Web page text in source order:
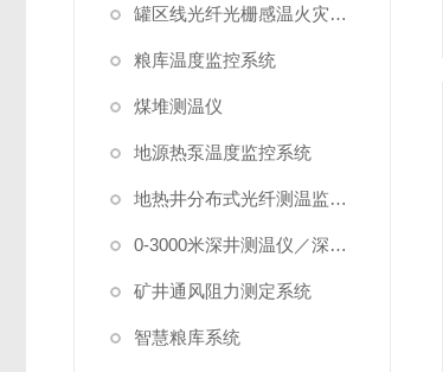
罐区线光纤光栅感温火灾探测系统
粮库温度监控系统
煤堆测温仪
地源热泵温度监控系统
地热井分布式光纤测温监测系统
0-3000米深井测温仪／深水测温仪
矿井通风阻力测定系统
智慧粮库系统